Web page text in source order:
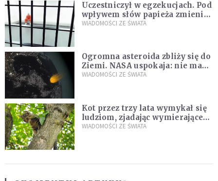
Uczestniczył w egzekucjach. Pod
wpływem słów papieża zmienił
zdanie
WIADOMOŚCI ZE ŚWIATA
Ogromna asteroida zbliży się do
Ziemi. NASA uspokaja: nie ma
zagrożenia
WIADOMOŚCI ZE ŚWIATA
Kot przez trzy lata wymykał się
ludziom, zjadając wymierające
kaczki. W końcu popełnił
WIADOMOŚCI ZE ŚWIATA